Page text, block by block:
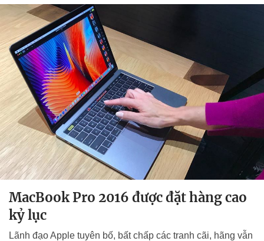
MacBook Pro 2016 được đặt hàng cao
kỷ lục
Lãnh đạo Apple tuyên bố, bất chấp các tranh cãi, hãng vẫn